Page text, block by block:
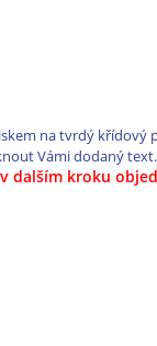
na tvrdý křídový
Vámi dodaný text.
kroku